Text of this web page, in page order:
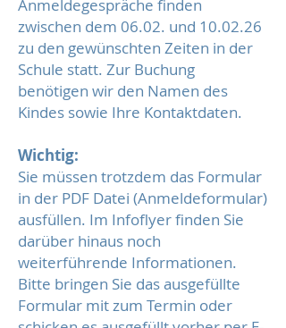
Anmeldegespräche finden
zwischen dem 06.02. und 10.02.26
zu den gewünschten Zeiten in der
Schule statt. Zur Buchung
benötigen wir den Namen des
Kindes sowie Ihre Kontaktdaten.
Wichtig:
Sie müssen trotzdem das Formular
in der PDF Datei (Anmeldeformular)
ausfüllen. Im Infoflyer finden Sie
darüber hinaus noch
weiterführende Informationen.
Bitte bringen Sie das ausgefüllte
Formular mit zum Termin oder